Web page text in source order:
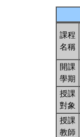
課程
名稱
開課
學期
授課
對象
授課
教師